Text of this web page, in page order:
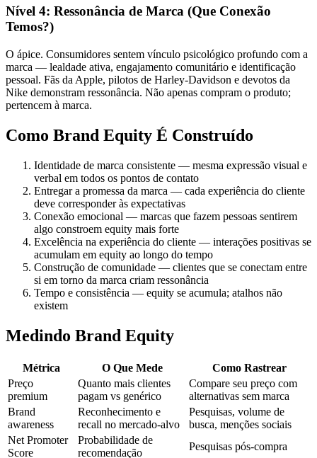
Nível 4: Ressonância de Marca (Que Conexão
Temos?)
O ápice. Consumidores sentem vínculo psicológico profundo com a
marca — lealdade ativa, engajamento comunitário e identificação
pessoal. Fãs da Apple, pilotos de Harley-Davidson e devotos da
Nike demonstram ressonância. Não apenas compram o produto;
pertencem à marca.
Como Brand Equity É Construído
Identidade de marca consistente — mesma expressão visual e
verbal em todos os pontos de contato
Entregar a promessa da marca — cada experiência do cliente
deve corresponder às expectativas
Conexão emocional — marcas que fazem pessoas sentirem
algo constroem equity mais forte
Excelência na experiência do cliente — interações positivas se
acumulam em equity ao longo do tempo
Construção de comunidade — clientes que se conectam entre
si em torno da marca criam ressonância
Tempo e consistência — equity se acumula; atalhos não
existem
Medindo Brand Equity
Métrica O Que Mede
Como Rastrear
Preço
premium
Quanto mais clientes
pagam vs genérico
Compare seu preço com
alternativas sem marca
Brand
awareness
Reconhecimento e
recall no mercado-alvo
Pesquisas, volume de
busca, menções sociais
Net Promoter
Score
Probabilidade de
recomendação
Pesquisas pós-compra